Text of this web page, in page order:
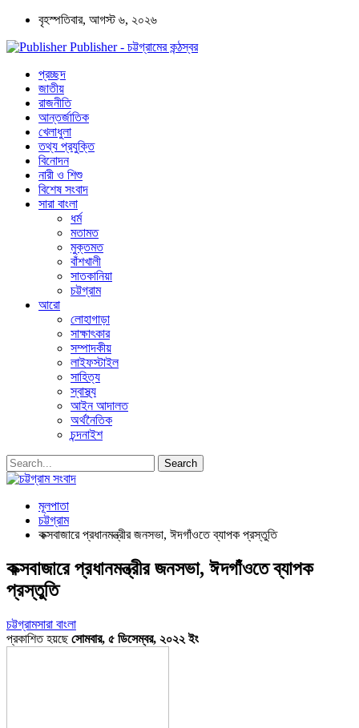
বৃহস্পতিবার, আগস্ট ৬, ২০২৬
Publisher - চট্টগ্রামের কন্ঠস্বর
প্রচ্ছদ
জাতীয়
রাজনীতি
আন্তর্জাতিক
খেলাধুলা
তথ্য প্রযুক্তি
বিনোদন
নারী ও শিশু
বিশেষ সংবাদ
সারা বাংলা
ধর্ম
মতামত
মুক্তমত
বাঁশখালী
সাতকানিয়া
চট্টগ্রাম
আরো
লোহাগাড়া
সাক্ষাৎকার
সম্পাদকীয়
লাইফস্টাইল
সাহিত্য
স্বাস্থ্য
আইন আদালত
অর্থনৈতিক
চন্দনাইশ
মূলপাতা
চট্টগ্রাম
কক্সবাজারে প্রধানমন্ত্রীর জনসভা, ঈদগাঁওতে ব্যাপক প্রস্তুতি
কক্সবাজারে প্রধানমন্ত্রীর জনসভা, ঈদগাঁওতে ব্যাপক
প্রস্তুতি
চট্টগ্রামসারা বাংলা
প্রকাশিত হয়ছেসোমবার, ৫ ডিসেম্বর, ২০২২ ইং